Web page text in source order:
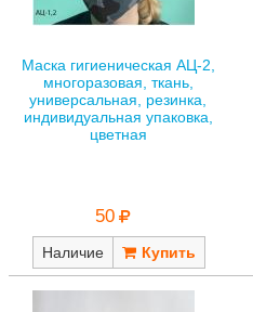
Маска гигиеническая АЦ-2,
многоразовая, ткань,
универсальная, резинка,
индивидуальная упаковка,
цветная
50
Наличие